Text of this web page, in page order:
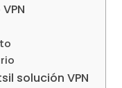
solución VPN